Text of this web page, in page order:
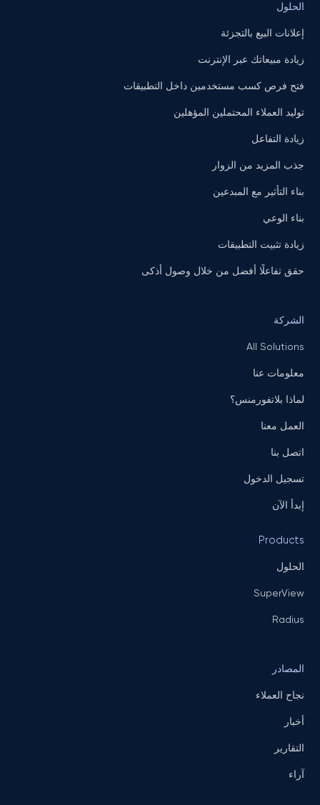
الحلول
إعلانات البيع بالتجزئة
زيادة مبيعاتك عبر الإنترنت
فتح فرص كسب مستخدمين داخل التطبيقات
توليد العملاء المحتملين المؤهلين
زيادة التفاعل
جذب المزيد من الزوار
بناء التأثير مع المبدعين
بناء الوعي
زيادة تثبيت التطبيقات
حقق تفاعلًا أفضل من خلال وصول أذكى
الشركة
All Solutions
معلومات عنا
لماذا بلاتفورمنس؟
العمل معنا
اتصل بنا
تسجيل الدخول
إبدأ الآن
Products
الحلول
SuperView
Radius
المصادر
نجاح العملاء
أخبار
التقارير
آراء